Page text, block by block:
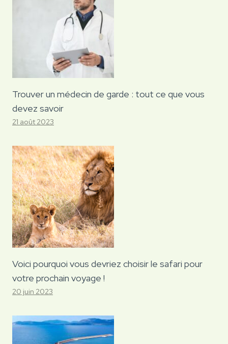
Trouver un médecin de garde : tout ce que vous
devez savoir
21 août 2023
Voici pourquoi vous devriez choisir le safari pour
votre prochain voyage !
20 juin 2023